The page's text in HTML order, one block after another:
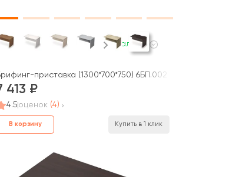
В наличии
приставка (1300*700*750) 6БП.002 AVANCE
413
4.5 оценок (4)
В корзину Купить в 1 клик